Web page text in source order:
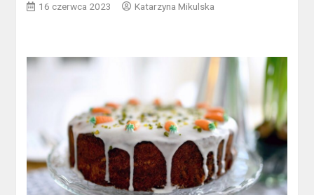
16 czerwca 2023 Katarzyna Mikulska